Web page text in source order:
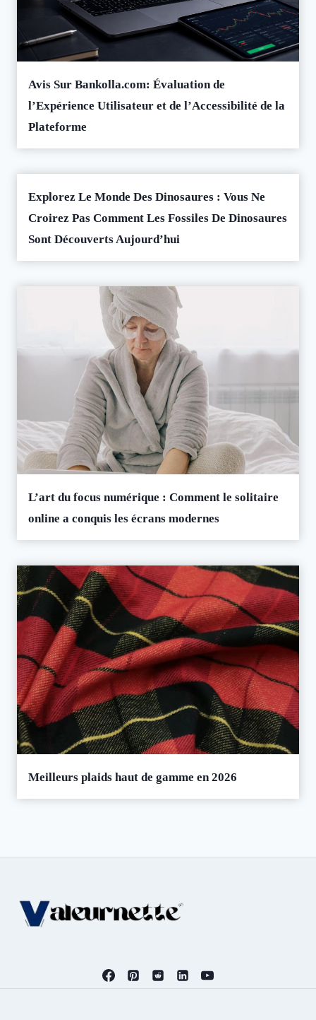
Avis Sur Bankolla.com: Évaluation de
l’Expérience Utilisateur et de l’Accessibilité de la
Plateforme
Explorez Le Monde Des Dinosaures : Vous Ne
Croirez Pas Comment Les Fossiles De Dinosaures
Sont Découverts Aujourd’hui
L’art du focus numérique : Comment le solitaire
online a conquis les écrans modernes
Meilleurs plaids haut de gamme en 2026